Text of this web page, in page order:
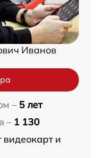
Иванов
– 5 лет
– 1 130
видеокарт и